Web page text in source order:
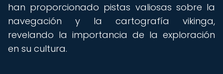
han proporcionado pistas valiosas sobre la
navegación y la cartografía vikinga,
revelando la importancia de la exploración
en su cultura.